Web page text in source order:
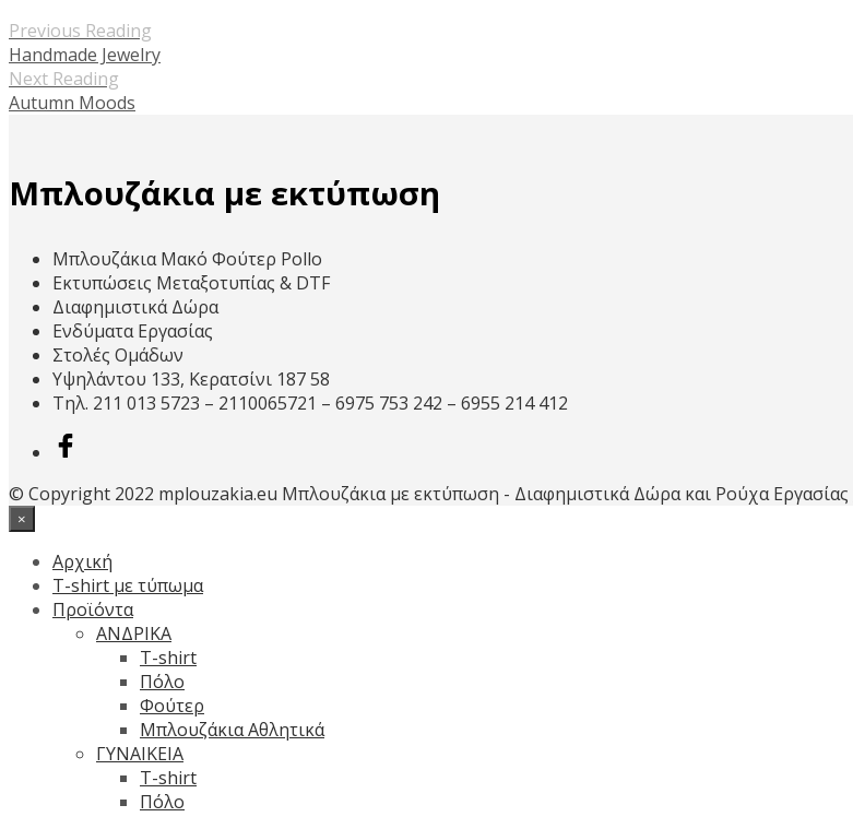
Previous Reading
Handmade Jewelry
Next Reading
Autumn Moods
Μπλουζάκια με εκτύπωση
Μπλουζάκια Μακό Φούτερ Pollo
Εκτυπώσεις Μεταξοτυπίας & DTF
Διαφημιστικά Δώρα
Ενδύματα Εργασίας
Στολές Ομάδων
Υψηλάντου 133, Κερατσίνι 187 58
Τηλ. 211 013 5723 – 2110065721 – 6975 753 242 – 6955 214 412
© Copyright 2022 mplouzakia.eu Μπλουζάκια με εκτύπωση - Διαφημιστικά Δώρα και Ρούχα Εργασίας
×
Αρχική
T-shirt με τύπωμα
Προϊόντα
ΑΝΔΡΙΚΑ
T-shirt
Πόλο
Φούτερ
Μπλουζάκια Αθλητικά
ΓΥΝΑΙΚΕΙΑ
T-shirt
Πόλο